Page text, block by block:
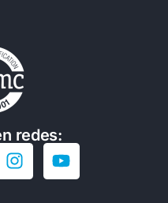
redes: